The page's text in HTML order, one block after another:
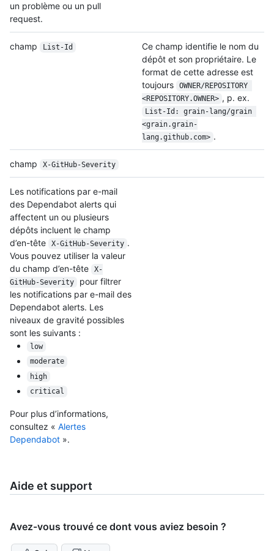
un problème ou un pull
request.
champ List-Id
Ce champ identifie le nom du
dépôt et son propriétaire. Le
format de cette adresse est
toujours
OWNER/REPOSITORY
<REPOSITORY.OWNER> , p. ex.
List-Id: grain-lang/grain
<grain.grain-
lang.github.com> .
champ X-GitHub-Severity
Les notifications par e-mail
des Dependabot alerts qui
affectent un ou plusieurs
dépôts incluent le champ
d’en-tête
X-GitHub-Severity .
Vous pouvez utiliser la valeur
du champ d’en-tête
X-
GitHub-Severity
pour filtrer
les notifications par e-mail des
Dependabot alerts. Les
niveaux de gravité possibles
sont les suivants :
low
moderate
high
critical
Pour plus d’informations,
consultez « Alertes
Dependabot ».
Aide et support
Avez-vous trouvé ce dont vous aviez besoin ?